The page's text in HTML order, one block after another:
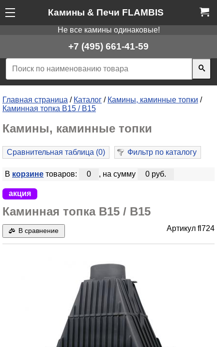
Камины & Печи FLAMBIS
Не все камины одинаковые!
+7 (495) 661-41-59
Главная страница / Каталог / Камины, каминные топки /
Каминная топка В15 / B15
Камины, каминные топки
Сравнительная таблица (0) Фильтр по каталогу
В корзинетоваров: 0 , на сумму 0 руб.
акция
Каминная топка В15 / B15
В сравнение Артикул fl724